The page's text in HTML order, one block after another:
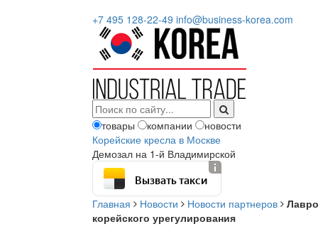
+7 495 128-22-49 info@business-korea.com
товары компании
новости
Корейские кресла в Москве
Демозал на 1-й Владимирской
Вызвать такси
Главная Новости Новости партнеров
корейского урегулирования